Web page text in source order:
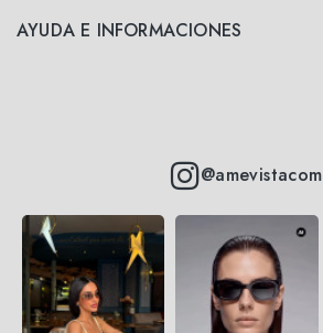
AYUDA E INFORMACIONES
@amevistacom